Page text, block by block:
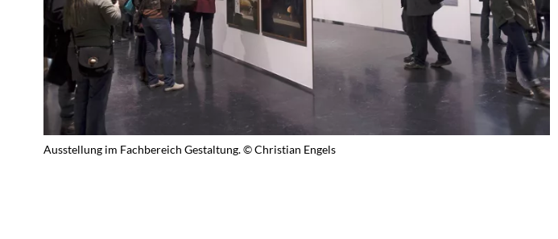
Ausstellung im Fachbereich Gestaltung. © Christian Engels